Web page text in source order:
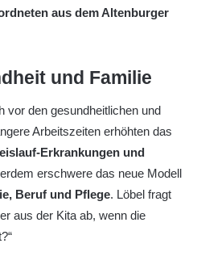
aus dem Altenburger
und Familie
vor den gesundheitlichen und
Arbeitszeiten erhöhten das
Erkrankungen und
erschwere das neue Modell
Beruf und Pflege. Löbel fragt
aus der Kita ab, wenn die